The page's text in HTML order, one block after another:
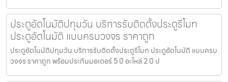
ประตูอัตโนมัติปทุมวัน บริการรับติดตั้งประตูรีโมท
ประตูอัตโนมัติ แบบครบวงจร ราคาถูก
ประตูอัตโนมัติปทุมวัน บริการรับติดตั้งประตูรีโมท ประตูอัตโนมัติ แบบครบ
วงจร ราคาถูก พร้อมประกันมอเตอร์ 5 ปี อะไหล่ 2 ปี ป